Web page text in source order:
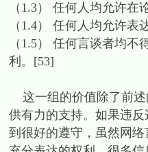
（1.3） 任何人均允许
（1.4） 任何人均允许表
（1.5） 任何言谈者均
利。[53]
这一组的价值除了前述
供有力的支持。如果违
到很好的遵守，虽然网